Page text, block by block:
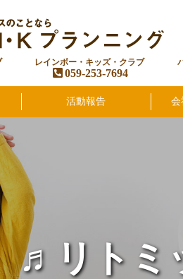
レインボー・キッズ・クラブ
059-253-7694
活動報告 会
♬リトミ